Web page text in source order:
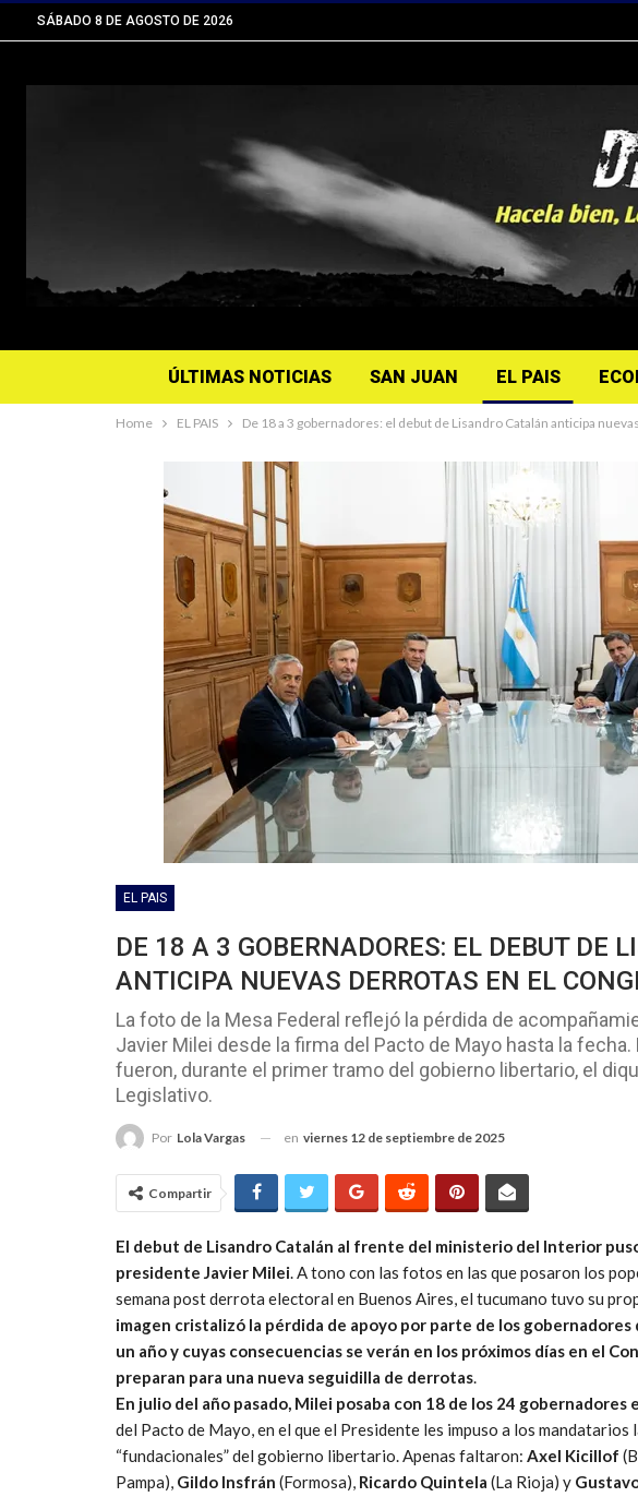
SÁBADO 8 DE AGOSTO DE 2026
ÚLTIMAS NOTICIAS SAN JUAN EL PAIS
Home EL PAIS De 18 a 3 gobernadores: el debut de Lisandro Catalán anticipa
EL PAIS
DE 18 A 3 GOBERNADORES: EL DEBUT DE
ANTICIPA NUEVAS DERROTAS EN EL
La foto de la Mesa Federal reflejó la pérdida de
Javier Milei desde la firma del Pacto de Mayo hasta la
fueron, durante el primer tramo del gobierno libertario, el
Legislativo.
Por Lola Vargas en viernes 12 de septiembre de 2025
Compartir
El debut de Lisandro Catalán al frente del ministerio del Interior
presidente Javier Milei. A tono con las fotos en las que posaron los
semana post derrota electoral en Buenos Aires, el tucumano tuvo su
imagen cristalizó la pérdida de apoyo por parte de los
un añoy cuyas consecuencias se verán en los próximos días en el
preparan para una nueva seguidilla de derrotas.
En julio del año pasado, Milei posaba con 18 de los 24 gobernadores
del Pacto de Mayo, en el que el Presidente les impuso a los mandatarios
“fundacionales” del gobierno libertario. Apenas faltaron: Axel Kicillof
Pampa), Gildo Insfrán (Formosa), Ricardo Quintela (La Rioja) y